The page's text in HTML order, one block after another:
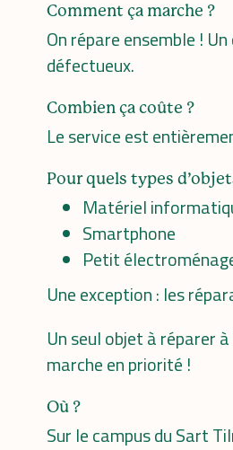
Comment ça marche ?
On répare ensemble !
défectueux.
Combien ça coûte ?
Le service est
Pour quels types
Matériel
Smartphone
Petit
Une exception : les
Un seul objet à réparer
marche en priorité !
Où ?
Sur le campus du Sart